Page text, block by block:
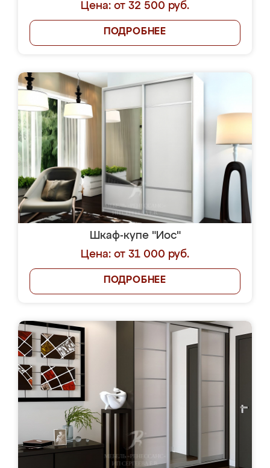
Цена: от 32 500 руб.
ПОДРОБНЕЕ
Шкаф-купе "Иос"
Цена: от 31 000 руб.
ПОДРОБНЕЕ